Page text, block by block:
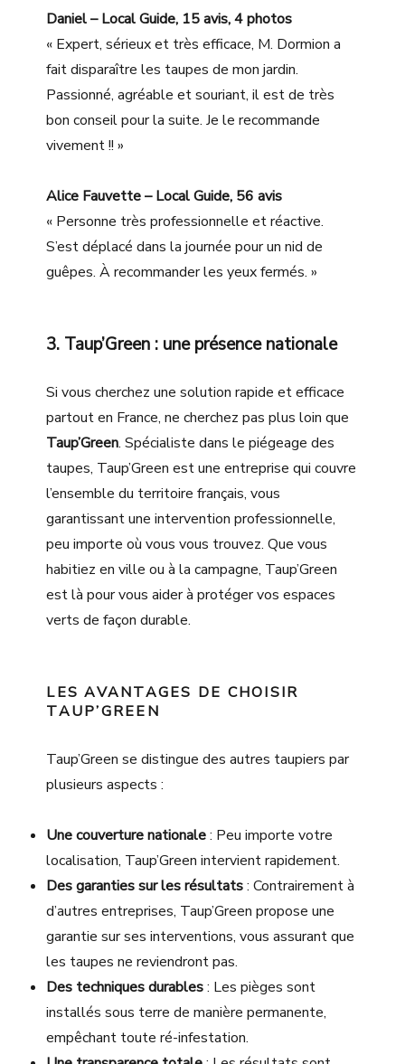
Daniel – Local Guide, 15 avis, 4 photos
« Expert, sérieux et très efficace, M. Dormion a
fait disparaître les taupes de mon jardin.
Passionné, agréable et souriant, il est de très
bon conseil pour la suite. Je le recommande
vivement !! »
Alice Fauvette – Local Guide, 56 avis
« Personne très professionnelle et réactive.
S’est déplacé dans la journée pour un nid de
guêpes. À recommander les yeux fermés. »
3. Taup’Green : une présence nationale
Si vous cherchez une solution rapide et efficace
partout en France, ne cherchez pas plus loin que
Taup’Green. Spécialiste dans le piégeage des
taupes, Taup’Green est une entreprise qui couvre
l’ensemble du territoire français, vous
garantissant une intervention professionnelle,
peu importe où vous vous trouvez. Que vous
habitiez en ville ou à la campagne, Taup’Green
est là pour vous aider à protéger vos espaces
verts de façon durable.
LES AVANTAGES DE CHOISIR
TAUP’GREEN
Taup’Green se distingue des autres taupiers par
plusieurs aspects :
Une couverture nationale: Peu importe votre
localisation, Taup’Green intervient rapidement.
Des garanties sur les résultats: Contrairement à
d’autres entreprises, Taup’Green propose une
garantie sur ses interventions, vous assurant que
les taupes ne reviendront pas.
Des techniques durables: Les pièges sont
installés sous terre de manière permanente,
empêchant toute ré-infestation.